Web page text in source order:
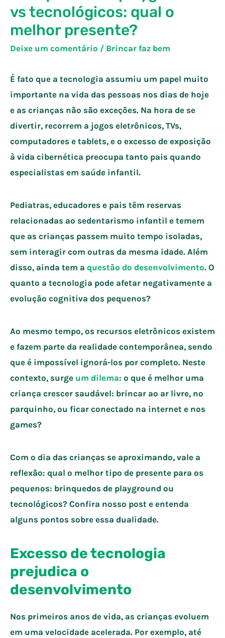
vs tecnológicos: qual o
melhor presente?
Deixe um comentário / Brincar faz bem
É fato que a tecnologia assumiu um papel muito
importante na vida das pessoas nos dias de hoje
e as crianças não são exceções. Na hora de se
divertir, recorrem a jogos eletrônicos, TVs,
computadores e tablets, e o excesso de exposição
à vida cibernética preocupa tanto pais quando
especialistas em saúde infantil.
Pediatras, educadores e pais têm reservas
relacionadas ao sedentarismo infantil e temem
que as crianças passem muito tempo isoladas,
sem interagir com outras da mesma idade. Além
disso, ainda tem a questão do desenvolvimento. O
quanto a tecnologia pode afetar negativamente a
evolução cognitiva dos pequenos?
Ao mesmo tempo, os recursos eletrônicos existem
e fazem parte da realidade contemporânea, sendo
que é impossível ignorá-los por completo. Neste
contexto, surge um dilema: o que é melhor uma
criança crescer saudável: brincar ao ar livre, no
parquinho, ou ficar conectado na internet e nos
games?
Com o dia das crianças se aproximando, vale a
reflexão: qual o melhor tipo de presente para os
pequenos: brinquedos de playground ou
tecnológicos? Confira nosso post e entenda
alguns pontos sobre essa dualidade.
Excesso de tecnologia
prejudica o
desenvolvimento
Nos primeiros anos de vida, as crianças evoluem
em uma velocidade acelerada. Por exemplo, até